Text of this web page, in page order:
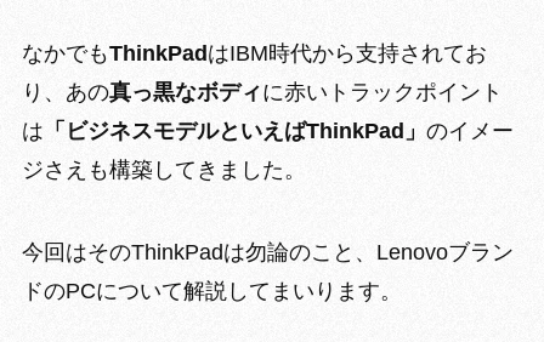
なかでもThinkPad はIBM時代から支持されてお
り、あの真っ黒なボディに赤いトラックポイント
は 「ビジネスモデルといえばThinkPad」 のイメー
ジさえも構築してきました。
今回はそのThinkPadは勿論のこと、Lenovoブラン
ドのPCについて解説してまいります。